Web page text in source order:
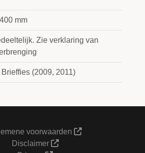
mm
Zie verklaring van
Brieffies (2009, 2011)
voorwaarden
Disclaimer